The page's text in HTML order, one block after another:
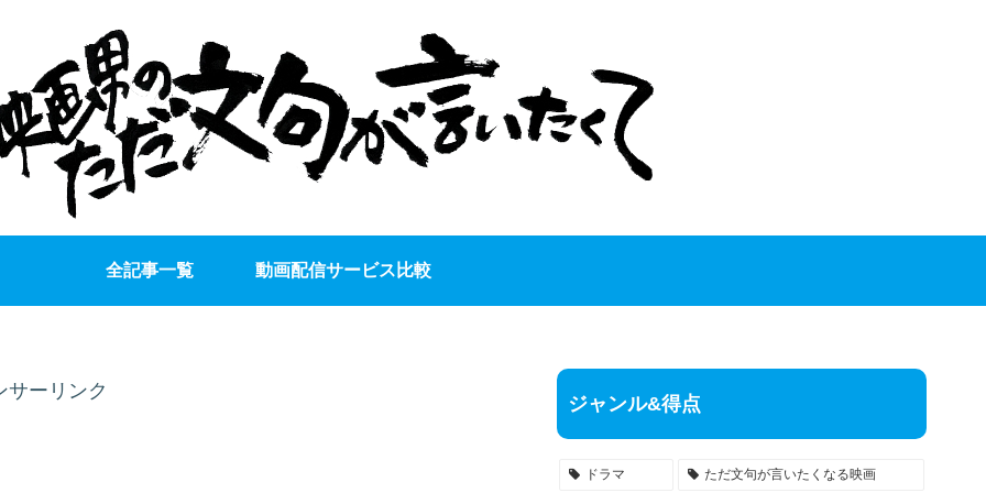
全記事一覧 動画配信サービス比較
サーリンク
ジャンル&得点
ドラマ ただ文句が言いたくなる映画